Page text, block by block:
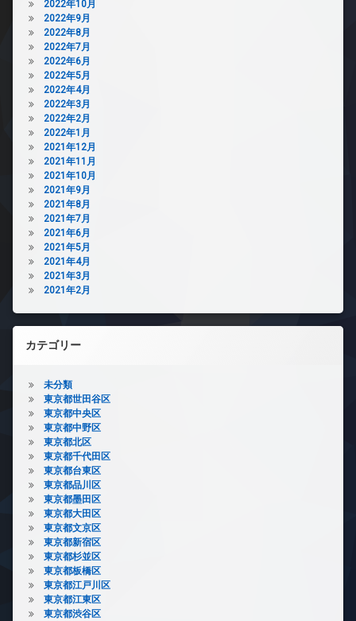
2022年10月
2022年9月
2022年8月
2022年7月
2022年6月
2022年5月
2022年4月
2022年3月
2022年2月
2022年1月
2021年12月
2021年11月
2021年10月
2021年9月
2021年8月
2021年7月
2021年6月
2021年5月
2021年4月
2021年3月
2021年2月
カテゴリー
未分類
東京都世田谷区
東京都中央区
東京都中野区
東京都北区
東京都千代田区
東京都台東区
東京都品川区
東京都墨田区
東京都大田区
東京都文京区
東京都新宿区
東京都杉並区
東京都板橋区
東京都江戸川区
東京都江東区
東京都渋谷区